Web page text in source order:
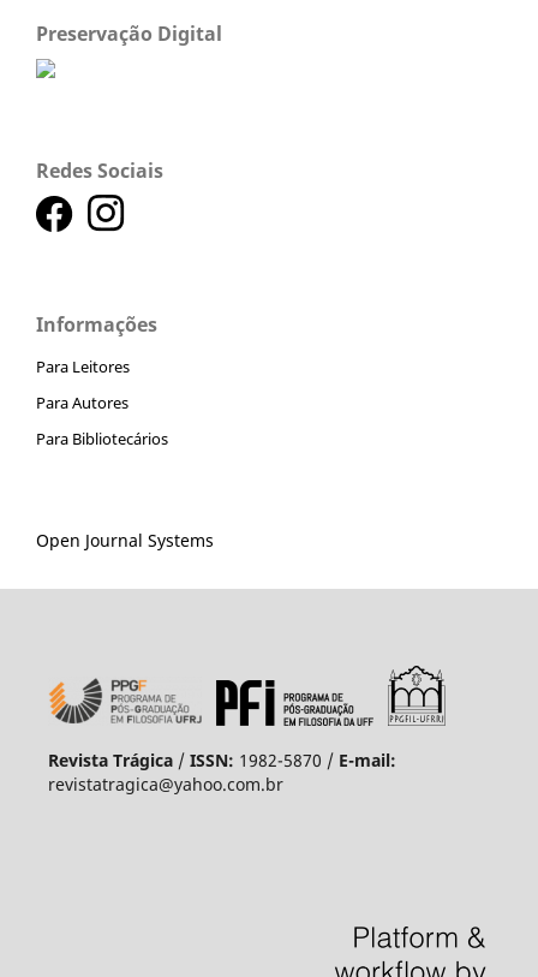
Preservação Digital
Redes Sociais
Informações
Para Leitores
Para Autores
Para Bibliotecários
Open Journal Systems
Revista Trágica/ ISSN: 1982-5870 / E-mail:
revistatragica@yahoo.com.br